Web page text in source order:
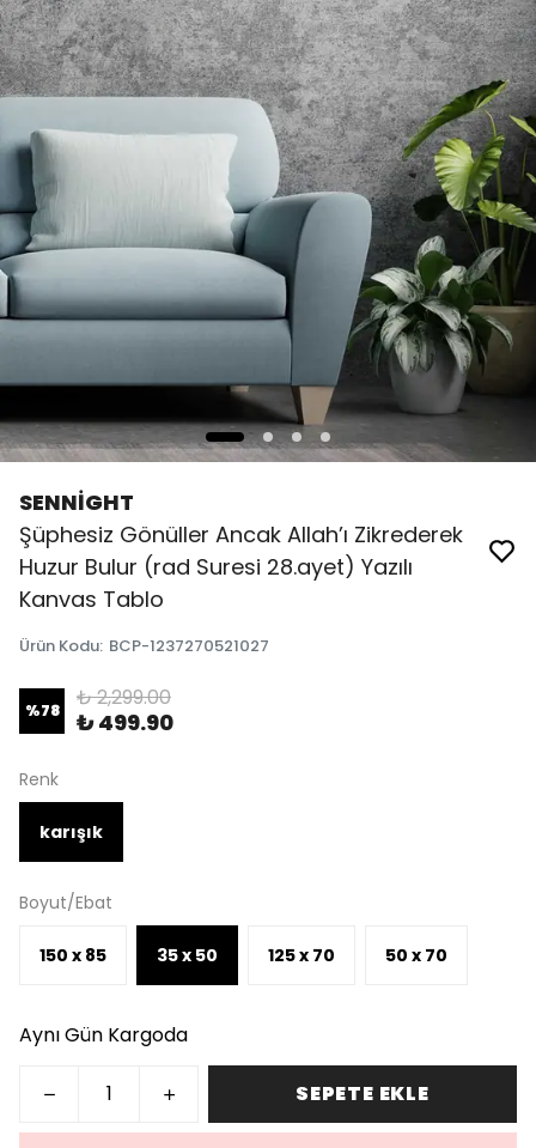
SENNİGHT
Şüphesiz Gönüller Ancak Allah’ı Zikrederek
Huzur Bulur (rad Suresi 28.ayet) Yazılı
Kanvas Tablo
Ürün Kodu: BCP-1237270521027
%78 ₺ 2,299.00
₺ 499.90
Renk
karışık
Boyut/Ebat
150 x 85 35 x 50 125 x 70 50 x 70
Aynı Gün Kargoda
SEPETE EKLE